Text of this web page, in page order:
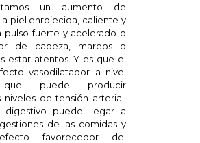
un aumento de
piel enrojecida, caliente y
pulso fuerte y acelerado o
de cabeza, mareos o
estar atentos. Y es que el
vasodilatador a nivel
que puede producir
niveles de tensión arterial.
digestivo puede llegar a
de las comidas y
favorecedor del